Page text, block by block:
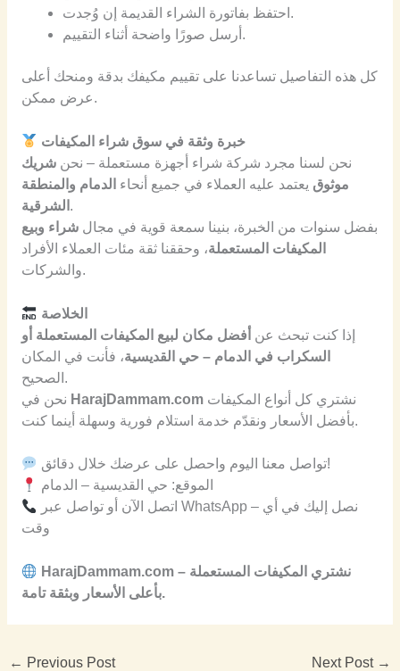
احتفظ بفاتورة الشراء القديمة إن وُجدت.
أرسل صورًا واضحة أثناء التقييم.
كل هذه التفاصيل تساعدنا على تقييم مكيفك بدقة ومنحك أعلى
عرض ممكن.
خبرة وثقة في سوق شراء المكيفات
نحن لسنا مجرد شركة شراء أجهزة مستعملة – نحنشريك
موثوق يعتمد عليه العملاء في جميع أنحاء الدمام والمنطقة
الشرقية .
بفضل سنوات من الخبرة، بنينا سمعة قوية في مجالشراء وبيع
المكيفات المستعملة، وحققنا ثقة مئات العملاء الأفراد
والشركات.
الخلاصة
إذا كنت تبحث عن أفضل مكان لبيع المكيفات المستعملة أو
السكراب في الدمام – حي القديسية، فأنت في المكان
الصحيح.
HarajDammam.comنشتري كل أنواع المكيفات
بأفضل الأسعار ونقدّم خدمة استلام فورية وسهلة أينما كنت.
تواصل معنا اليوم واحصل على عرضك خلال دقائق!
الموقع: حي القديسية – الدمام
وقت
HarajDammam.com – نشتري المكيفات المستعملة
بأعلى الأسعار وبثقة تامة.
← Previous Post Next Post →